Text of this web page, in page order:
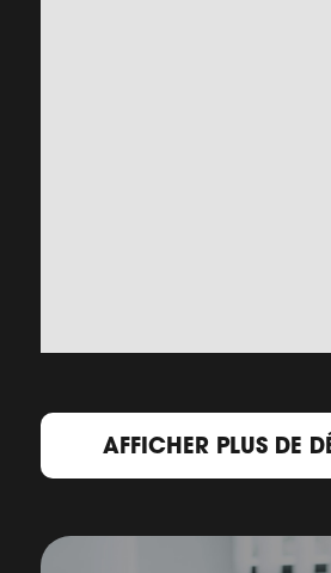
AFFICHER PLUS DE